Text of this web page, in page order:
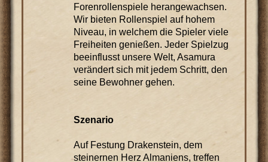
Forenrollenspiele herangewachsen.
Wir bieten Rollenspiel auf hohem
Niveau, in welchem die Spieler viele
Freiheiten genießen. Jeder Spielzug
beeinflusst unsere Welt, Asamura
verändert sich mit jedem Schritt, den
seine Bewohner gehen.
Szenario
Auf Festung Drakenstein, dem
steinernen Herz Almaniens, treffen